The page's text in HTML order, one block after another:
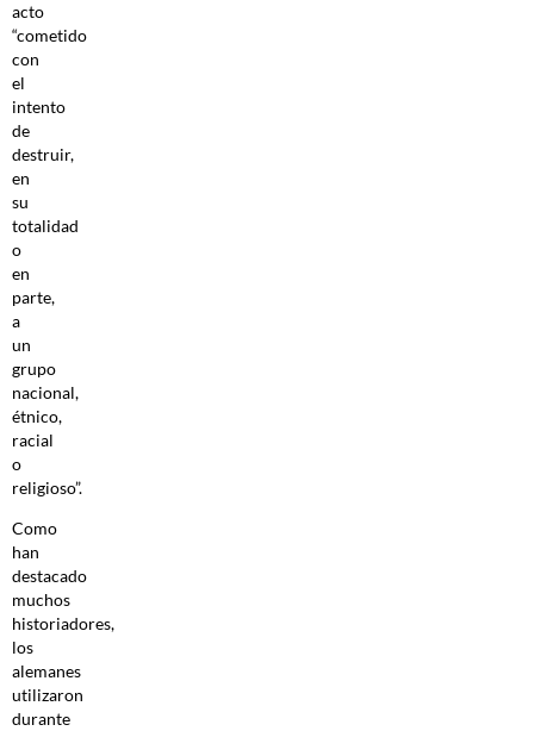
acto
“cometido
con
el
intento
de
destruir,
en
su
totalidad
o
en
parte,
a
un
grupo
nacional,
étnico,
racial
o
religioso”.
Como
han
destacado
muchos
historiadores,
los
alemanes
utilizaron
durante